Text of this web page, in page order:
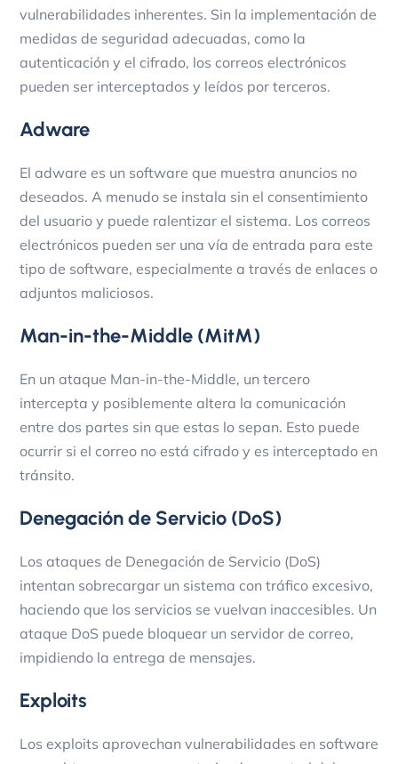
vulnerabilidades inherentes. Sin la implementación de
medidas de seguridad adecuadas, como la
autenticación y el cifrado, los correos electrónicos
pueden ser interceptados y leídos por terceros.
Adware
El adware es un software que muestra anuncios no
deseados. A menudo se instala sin el consentimiento
del usuario y puede ralentizar el sistema. Los correos
electrónicos pueden ser una vía de entrada para este
tipo de software, especialmente a través de enlaces o
adjuntos maliciosos.
Man-in-the-Middle (MitM)
En un ataque Man-in-the-Middle, un tercero
intercepta y posiblemente altera la comunicación
entre dos partes sin que estas lo sepan. Esto puede
ocurrir si el correo no está cifrado y es interceptado en
tránsito.
Denegación de Servicio (DoS)
Los ataques de Denegación de Servicio (DoS)
intentan sobrecargar un sistema con tráfico excesivo,
haciendo que los servicios se vuelvan inaccesibles. Un
ataque DoS puede bloquear un servidor de correo,
impidiendo la entrega de mensajes.
Exploits
Los exploits aprovechan vulnerabilidades en software